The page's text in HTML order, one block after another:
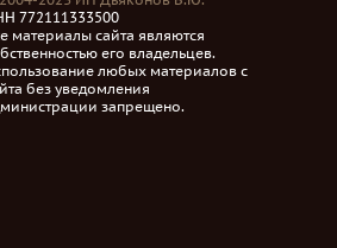
772111333500
материалы сайта являются
его владельцев.
любых материалов с
без уведомления
запрещено.